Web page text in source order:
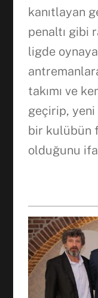
kanıtlayan
penaltı gibi
ligde
takımı ve
geçirip, yeni
bir kulübün
olduğunu